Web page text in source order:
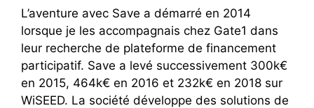
L’aventure avec Save a démarré en 2014
lorsque je les accompagnais chez Gate1 dans
leur recherche de plateforme de financement
participatif. Save a levé successivement 300k€
en 2015, 464k€ en 2016 et 232k€ en 2018 sur
WiSEED. La société développe des solutions de